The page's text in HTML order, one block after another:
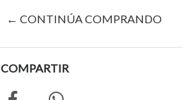
← CONTINÚA COMPRANDO
COMPARTIR